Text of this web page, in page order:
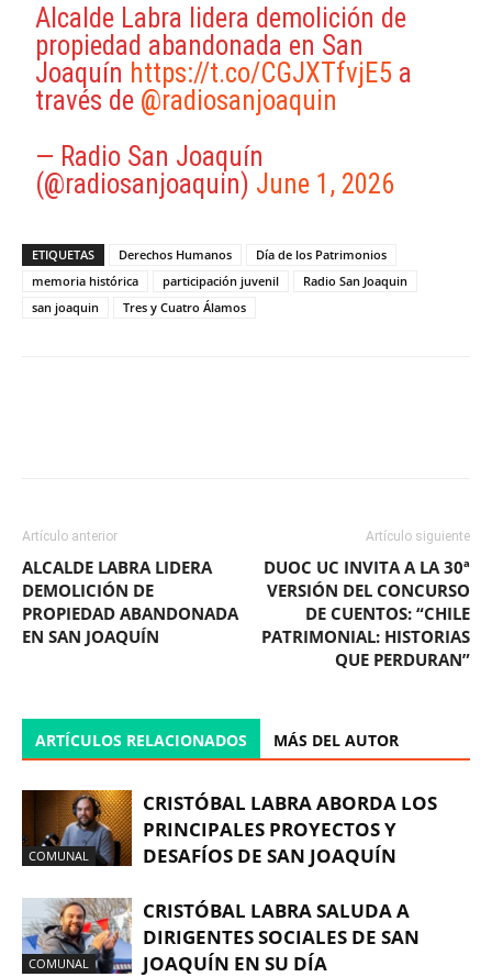
Alcalde Labra lidera demolición de
propiedad abandonada en San
Joaquín https://t.co/CGJXTfvjE5 a
través de @radiosanjoaquin
— Radio San Joaquín
(@radiosanjoaquin) June 1, 2026
ETIQUETAS Derechos Humanos
Día de los Patrimonios
memoria histórica
participación juvenil
Radio San Joaquin
san joaquin
Tres y Cuatro Álamos
Artículo anterior
ALCALDE LABRA LIDERA
DEMOLICIÓN DE
PROPIEDAD ABANDONADA
EN SAN JOAQUÍN
Artículo siguiente
DUOC UC INVITA A LA 30ª
VERSIÓN DEL CONCURSO
DE CUENTOS: “CHILE
PATRIMONIAL: HISTORIAS
QUE PERDURAN”
ARTÍCULOS RELACIONADOS MÁS DEL AUTOR
COMUNAL
CRISTÓBAL LABRA ABORDA LOS
PRINCIPALES PROYECTOS Y
DESAFÍOS DE SAN JOAQUÍN
COMUNAL
CRISTÓBAL LABRA SALUDA A
DIRIGENTES SOCIALES DE SAN
JOAQUÍN EN SU DÍA